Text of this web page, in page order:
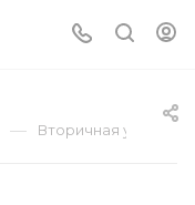
— Вторичная упаковка